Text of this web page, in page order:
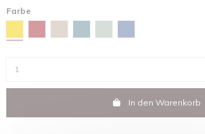
Farbe
In den Warenkorb